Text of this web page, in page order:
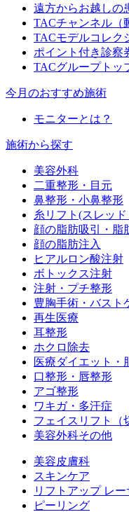
遠方からお越しの
TACチャンネル（
TACモデルコレク
ポイント付き診察
TACグループトッ
今月のおすすめ施術
モニターとは？
施術から探す
美容外科
二重整形・目元
鼻整形・小鼻整形
糸リフト(スレッ
顔の脂肪吸引・脂
顔の脂肪注入
ヒアルロン酸注射
ボトックス注射
注射・プチ整形
豊胸手術・バスト
再生医療
耳整形
ホクロ除去
医療ダイエット・
口整形・唇整形
アゴ整形
ワキガ・多汗症
フェイスリフト（
美容外科その他
美容皮膚科
スキンケア
リフトアップ レー
ピーリング